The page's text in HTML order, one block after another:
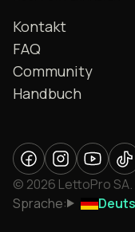
Kontakt
FAQ
Community
Handbuch
© 2026 LettoPro
Sprache: